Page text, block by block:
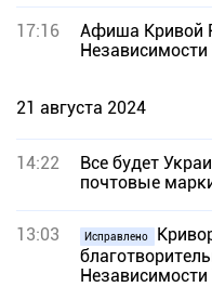
17:16
Афиша Кривой
21 августа 2024
14:22
Все будет
почтовые
13:03 Исправлено